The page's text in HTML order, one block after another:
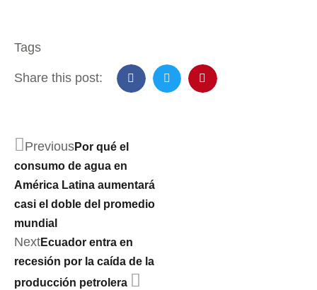
Tags
Share this post:
PreviousPor qué el
consumo de agua en
América Latina aumentará
casi el doble del promedio
mundial
NextEcuador entra en
recesión por la caída de la
producción petrolera